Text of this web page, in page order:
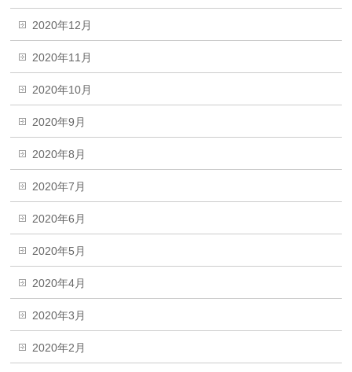
2020年12月
2020年11月
2020年10月
2020年9月
2020年8月
2020年7月
2020年6月
2020年5月
2020年4月
2020年3月
2020年2月